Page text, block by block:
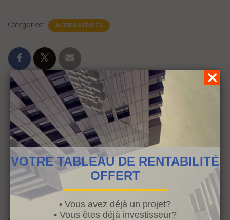
Categories: AUTRES ARTICLES
0 Comments
Laisser un commentaire
VOTRE TABLEAU DE RENTABILITÉ
OFFERT
• Vous avez déjà un projet?
• Vous êtes déjà investisseur?